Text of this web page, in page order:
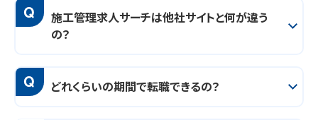
Q
施工管理求人サーチは他社サイトと何が違う
の？
Q どれくらいの期間で転職できるの？